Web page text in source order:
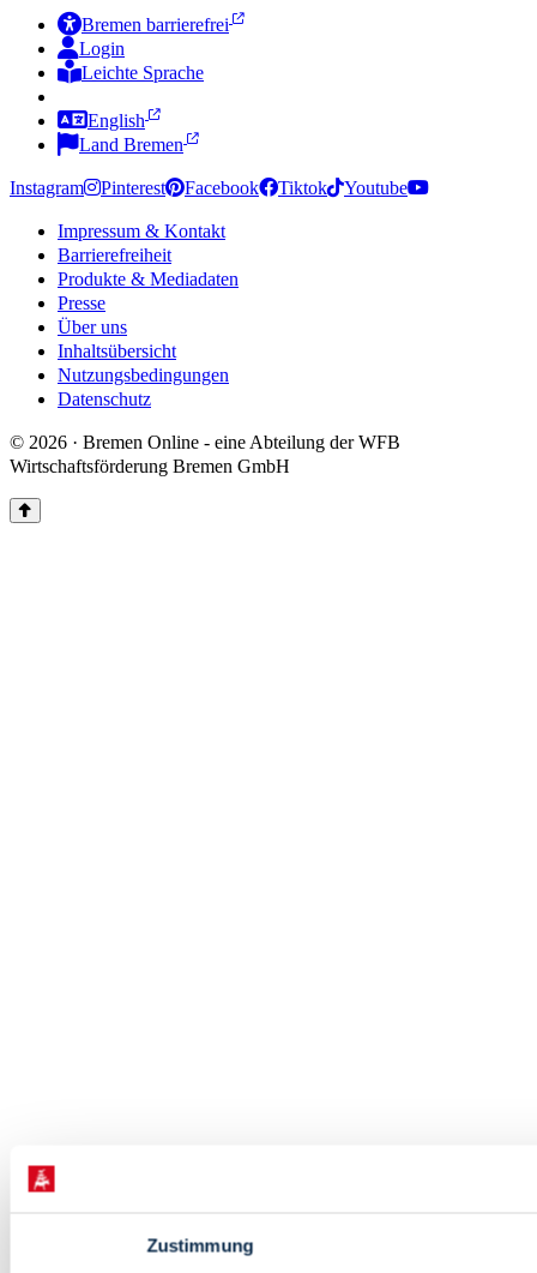
Zustimmung
Bremen barrierefrei
Login
Leichte Sprache
English
Land Bremen
Instagram Pinterest Facebook Tiktok Youtube
Impressum & Kontakt
Barrierefreiheit
Produkte & Mediadaten
Presse
Über uns
Inhaltsübersicht
Nutzungsbedingungen
Datenschutz
© 2026 · Bremen Online - eine Abteilung der WFB
Wirtschaftsförderung Bremen GmbH